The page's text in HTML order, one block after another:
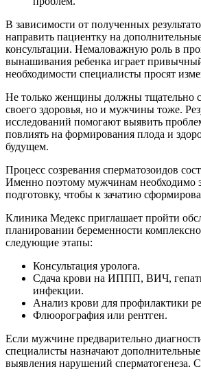
В зависимости от полученных
направить пациентку на
консультации. Немаловажную роль в
вынашивания ребенка играет
необходимости специалисты просят
Не только женщины должны тщательно
своего здоровья, но и мужчины тоже.
исследований помогают выявить
повлиять на формирования плода и
будущем.
Процесс созревания сперматозоидов
Именно поэтому мужчинам необходимо
подготовку, чтобы к зачатию
Клиника Медекс приглашает пройти
планировании беременности
следующие этапы:
Консультация уролога.
Сдача крови на ИППП, ВИЧ,
инфекции.
Анализ крови для профилактики
Флюорография или рентген.
Если мужчине предварительно
специалисты назначают
выявления нарушений сперматогенеза.